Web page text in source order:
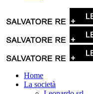
Home
La società